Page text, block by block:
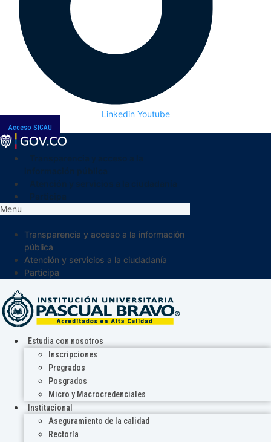
Linkedin Youtube
Acceso SICAU
Menu
Transparencia y acceso a la información
pública
Atención y servicios a la ciudadanía
Participa
Estudia con nosotros
Inscripciones
Pregrados
Posgrados
Micro y Macrocredenciales
Institucional
Aseguramiento de la calidad
Rectoría